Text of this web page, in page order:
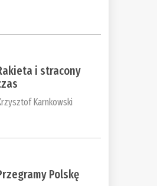
i stracony
Karnkowski
Polskę